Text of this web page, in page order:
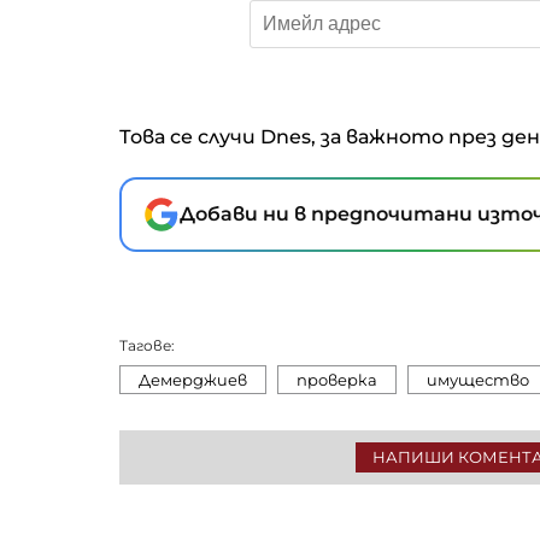
Това се случи Dnes, за важното през
Добави ни в предпочитани
Тагове:
Демерджиев проверка имущество
НАПИШИ